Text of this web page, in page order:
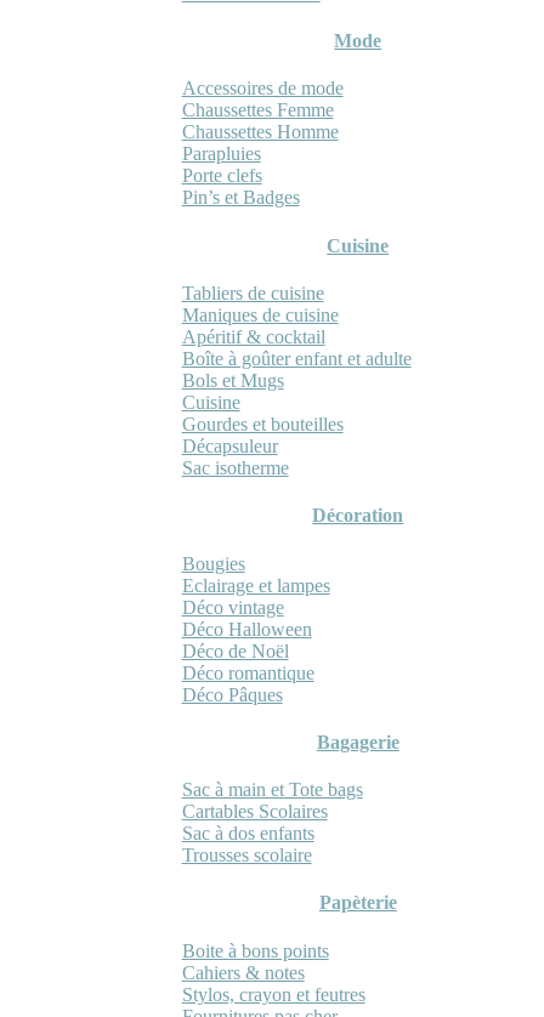
Mode
Accessoires de mode
Chaussettes Femme
Chaussettes Homme
Parapluies
Porte clefs
Pin’s et Badges
Cuisine
Tabliers de cuisine
Maniques de cuisine
Apéritif & cocktail
Boîte à goûter enfant et adulte
Bols et Mugs
Cuisine
Gourdes et bouteilles
Décapsuleur
Sac isotherme
Décoration
Bougies
Eclairage et lampes
Déco vintage
Déco Halloween
Déco de Noël
Déco romantique
Déco Pâques
Bagagerie
Sac à main et Tote bags
Cartables Scolaires
Sac à dos enfants
Trousses scolaire
Papèterie
Boite à bons points
Cahiers & notes
Stylos, crayon et feutres